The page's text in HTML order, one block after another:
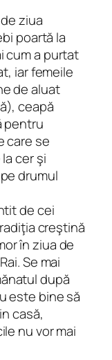
ziua
poartă la
cum a purtat
iar femeile
de aluat
ceapă
pentru
care se
cer şi
drumul
de cei
creştină
în ziua de
Se mai
după
este bine să
casă,
nu vor mai